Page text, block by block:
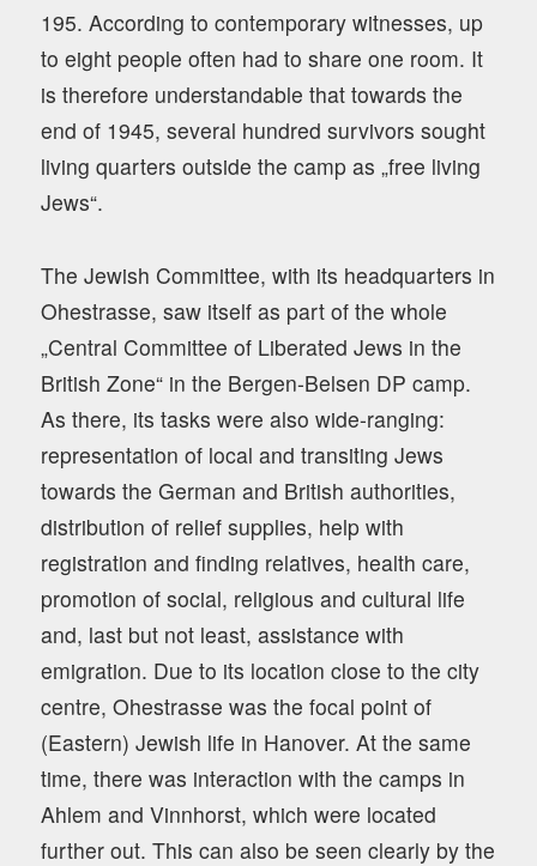
195. According to contemporary witnesses, up
to eight people often had to share one room. It
is therefore understandable that towards the
end of 1945, several hundred survivors sought
living quarters outside the camp as „free living
Jews“.
The Jewish Committee, with its headquarters in
Ohestrasse, saw itself as part of the whole
„Central Committee of Liberated Jews in the
British Zone“ in the Bergen-Belsen DP camp.
As there, its tasks were also wide-ranging:
representation of local and transiting Jews
towards the German and British authorities,
distribution of relief supplies, help with
registration and finding relatives, health care,
promotion of social, religious and cultural life
and, last but not least, assistance with
emigration. Due to its location close to the city
centre, Ohestrasse was the focal point of
(Eastern) Jewish life in Hanover. At the same
time, there was interaction with the camps in
Ahlem and Vinnhorst, which were located
further out. This can also be seen clearly by the